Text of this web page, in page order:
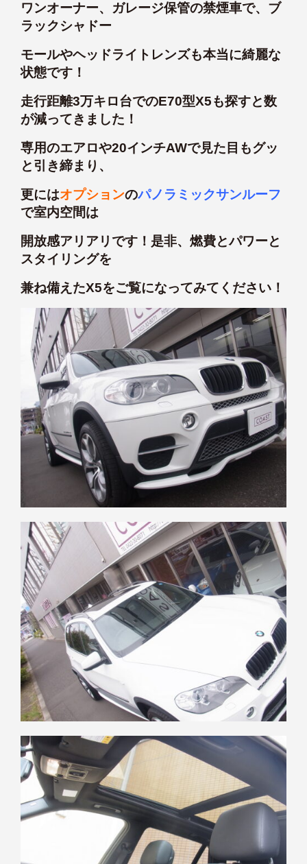
ワンオーナー、ガレージ保管の禁煙車で、ブ
ラックシャドー
モールやヘッドライトレンズも本当に綺麗な
状態です！
走行距離3万キロ台でのE70型X5も探すと数
が減ってきました！
専用のエアロや20インチAWで見た目もグッ
と引き締まり、
更にはオプションのパノラミックサンルーフ
で室内空間は
開放感アリアリです！是非、燃費とパワーと
スタイリングを
兼ね備えたX5をご覧になってみてください！